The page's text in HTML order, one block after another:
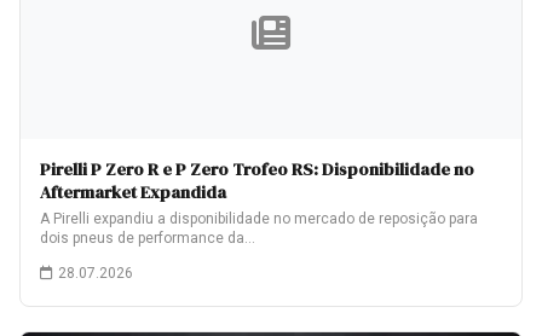
Pirelli P Zero R e P Zero Trofeo RS: Disponibilidade no
Aftermarket Expandida
A Pirelli expandiu a disponibilidade no mercado de reposição para
dois pneus de performance da…
28.07.2026